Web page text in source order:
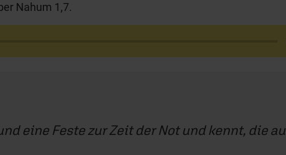
Nahum 1,7.
eine Feste zur Zeit der Not und kennt, die